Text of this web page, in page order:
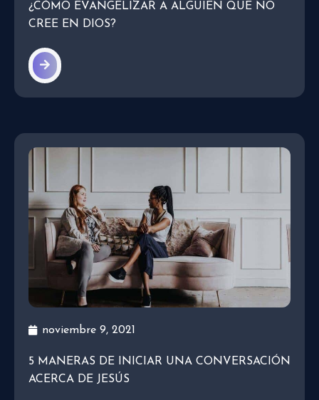
¿CÓMO EVANGELIZAR A ALGUIEN QUE NO
CREE EN DIOS?
noviembre 9, 2021
5 MANERAS DE INICIAR UNA CONVERSACIÓN
ACERCA DE JESÚS